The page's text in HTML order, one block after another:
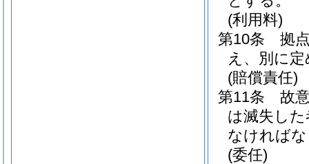
(利用料)
第10条
拠
え、別に
(賠償責任)
第11条
故
は滅失し
なければ
(委任)